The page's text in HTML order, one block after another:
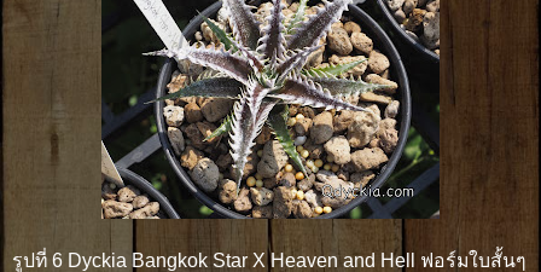
รูปที่ 6 Dyckia Bangkok Star X Heaven and Hell ฟอร์มใบสั้นๆ